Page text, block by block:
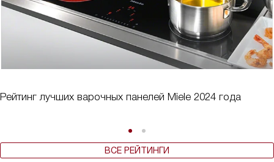
Рейтинг лучших варочных панелей Miele 2024 года
ВСЕ РЕЙТИНГИ